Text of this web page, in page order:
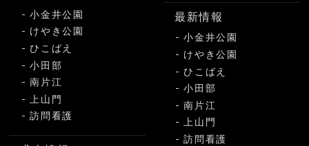
小金井公園
けやき公園
ひこばえ
小田部
南片江
上山門
訪問看護
最新情報
小金井公園
けやき公園
ひこばえ
小田部
南片江
上山門
訪問看護